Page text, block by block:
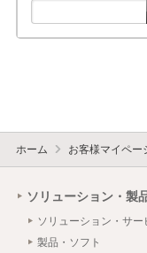
ホーム お客様マイペー
ソリューション・製
ソリューション・サー
製品・ソフト